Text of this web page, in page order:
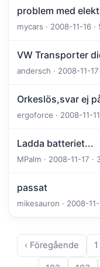
problem med
mycars · 2008-11-16
VW Transporter
andersch · 2008-11-
Orkeslös,svar ej
ergoforce · 2008-11-
Ladda batteriet...
MPalm · 2008-11-17 ·
passat
mikesauron · 2008-
‹ Föregående 1